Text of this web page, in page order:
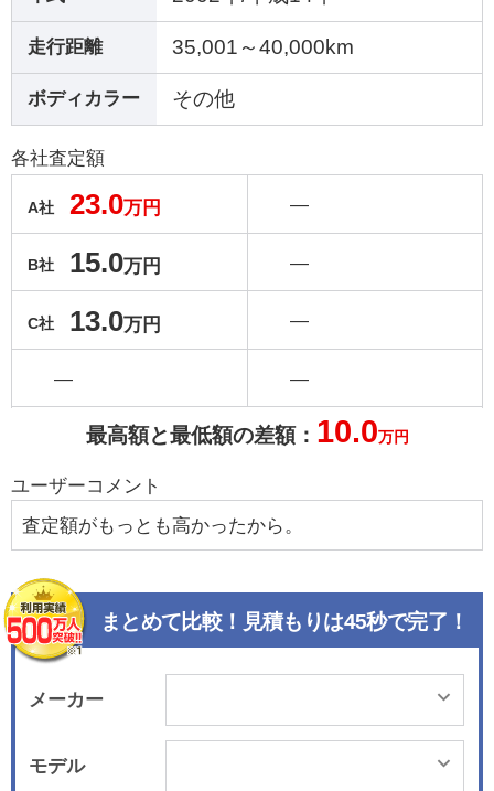
走行距離 35,001～40,000km
ボディカラー その他
各社査定額
A社 23.0万円
B社 15.0万円
C社 13.0万円
―
―
―
―
―
最高額と最低額の差額： 10.0万円
ユーザーコメント
査定額がもっとも高かったから。
まとめて比較！見積もりは45秒で完了！
メーカー
モデル